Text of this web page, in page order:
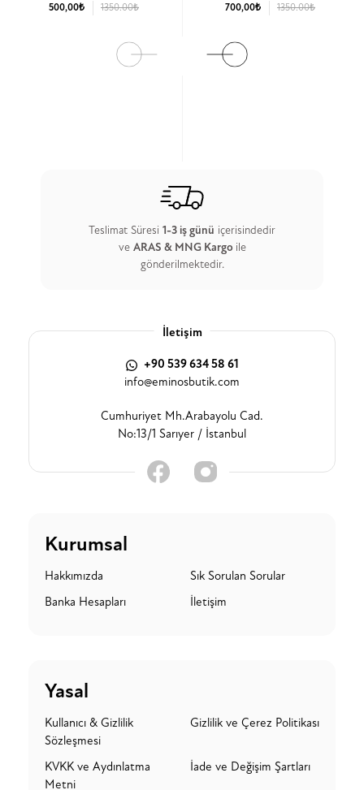
500,00₺ 1350.00₺ 700,00₺ 1350.00₺
Teslimat Süresi 1-3 iş günü içerisindedir
ve ARAS & MNG Kargo ile
gönderilmektedir.
İletişim
+90 539 634 58 61
info@eminosbutik.com
Cumhuriyet Mh.Arabayolu Cad.
No:13/1 Sarıyer / İstanbul
Kurumsal
Hakkımızda
Sık Sorulan Sorular
Banka Hesapları
İletişim
Yasal
Kullanıcı & Gizlilik
Sözleşmesi
Gizlilik ve Çerez Politikası
KVKK ve Aydınlatma
Metni
İade ve Değişim Şartları